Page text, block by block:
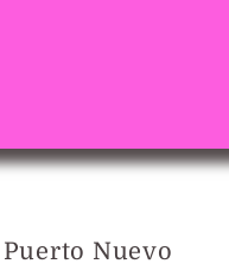
Nuevo